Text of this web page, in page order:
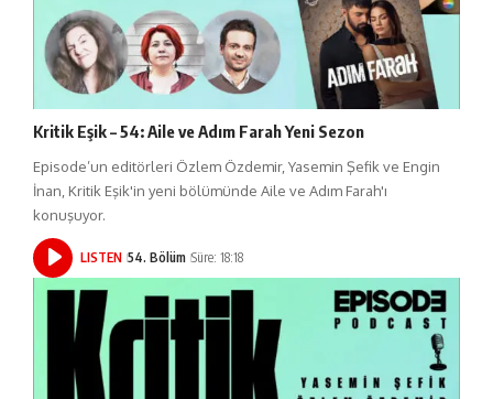
Kritik Eşik – 54: Aile ve Adım Farah Yeni Sezon
Episode’un editörleri Özlem Özdemir, Yasemin Şefik ve Engin
İnan, Kritik Eşik'in yeni bölümünde Aile ve Adım Farah'ı
konuşuyor.
LISTEN 54. Bölüm Süre: 18:18